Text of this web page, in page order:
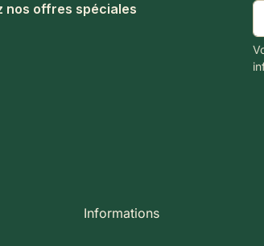
nos offres spéciales
Informations